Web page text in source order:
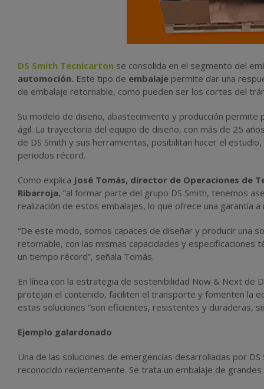
DS Smith Tecnicarton se consolida en el segmento del
automoción. Este tipo de embalaje permite dar una
de embalaje retornable, como pueden ser los cortes del
Su modelo de diseño, abastecimiento y producción
ágil. La trayectoria del equipo de diseño, con más de 25
de DS Smith y sus herramientas, posibilitan hacer el
periodos récord.
Como explica José Tomás, director de Operaciones de
Ribarroja, “al formar parte del grupo DS Smith, tenemos
realización de estos embalajes, lo que ofrece una garantía a
“De este modo, somos capaces de diseñar y producir una
retornable, con las mismas capacidades y especificaciones
un tiempo récord”, señala Tomás.
En línea con la estrategia de sostenibilidad Now & Next de
protejan el contenido, faciliten el transporte y fomenten la
estas soluciones “son eficientes, resistentes y duraderas,
Ejemplo galardonado
Una de las soluciones de emergencias desarrolladas por
reconocido recientemente. Se trata un embalaje de